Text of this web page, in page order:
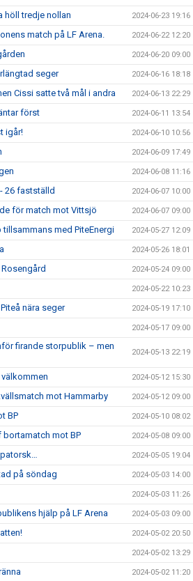
höll tredje nollan 2024-06-23 19:16
match på LF Arena. 2024-06-22 12:20
2024-06-20 09:00
seger 2024-06-16 18:18
Cissi satte två mål i andra 2024-06-13 22:29
först 2024-06-11 13:54
igår! 2024-06-10 10:56
2024-06-09 17:49
2024-06-08 11:16
26 fastställd 2024-06-07 10:00
för match mot Vittsjö 2024-06-07 09:00
tillsammans med PiteEnergi 2024-05-27 12:09
2024-05-26 18:01
2024-05-24 09:00
2024-05-22 10:23
nära seger 2024-05-19 17:10
2024-05-17 09:00
firande storpublik – men
2024-05-13 22:19
2024-05-12 15:30
mot Hammarby 2024-05-12 09:00
BP 2024-05-10 08:02
mot BP 2024-05-08 09:00
2024-05-05 19:04
på söndag 2024-05-03 14:00
2024-05-03 11:26
hjälp på LF Arena 2024-05-03 09:00
2024-05-02 20:50
2024-05-02 13:29
2024-05-02 11:20